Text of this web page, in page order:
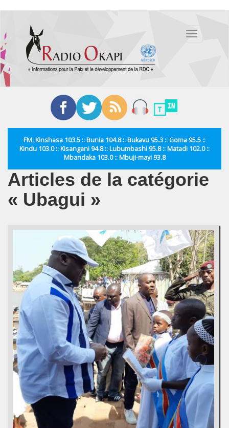
contenu
principal
Toggle
FM: Kinshasa 103.5 :: Bunia 104.8 :: Bukavu 95.3 :: Goma 95.5 ::
Kindu 103.0 :: Kisangani 94.8 :: Lubumbashi 95.8 :: Matadi 102.0 ::
Mbandaka 103.0 :: Mbuji-mayi 93.8
Articles de la catégorie
« Ubagui »